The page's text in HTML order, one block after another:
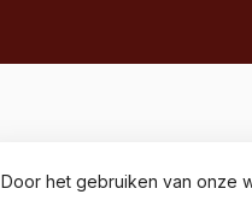
Door het gebruiken van onze